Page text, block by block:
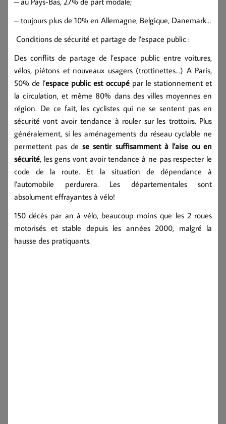
– toujours plus de 10% en Allemagne, Belgique, Danemark…
Conditions de sécurité et partage de l’espace public :
Des conflits de partage de l’espace public entre voitures,
vélos, piétons et nouveaux usagers (trottinettes…) A Paris,
50% de l’espace public est occupépar le stationnement et
la circulation, et même 80% dans des villes moyennes en
région. De ce fait, les cyclistes qui ne se sentent pas en
sécurité vont avoir tendance à rouler sur les trottoirs. Plus
généralement, si les aménagements du réseau cyclable ne
permettent pas dese sentir suffisamment à l’aise ou en
sécurité, les gens vont avoir tendance à ne pas respecter le
code de la route. Et la situation de dépendance à
l’automobile perdurera. Les départementales sont
absolument effrayantes à vélo!
150 décès par an à vélo, beaucoup moins que les 2 roues
motorisés et stable depuis les années 2000, malgré la
hausse des pratiquants.